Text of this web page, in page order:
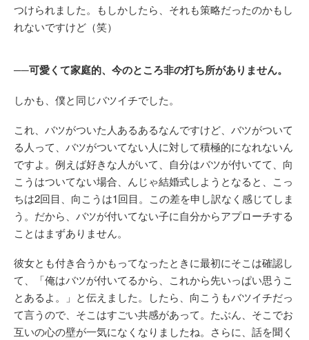
つけられました。もしかしたら、それも策略だったのかもし
れないですけど（笑）
──可愛くて家庭的、今のところ非の打ち所がありません。
しかも、僕と同じバツイチでした。
これ、バツがついた人あるあるなんですけど、バツがついて
る人って、バツがついてない人に対して積極的になれないん
ですよ。例えば好きな人がいて、自分はバツが付いてて、向
こうはついてない場合、んじゃ結婚式しようとなると、こっ
ちは2回目、向こうは1回目。この差を申し訳なく感じてしま
う。だから、バツが付いてない子に自分からアプローチする
ことはまずありません。
彼女とも付き合うかもってなったときに最初にそこは確認し
て、「俺はバツが付いてるから、これから先いっぱい思うこ
とあるよ。」と伝えました。したら、向こうもバツイチだっ
て言うので、そこはすごい共感があって。たぶん、そこでお
互いの心の壁が一気になくなりましたね。さらに、話を聞く